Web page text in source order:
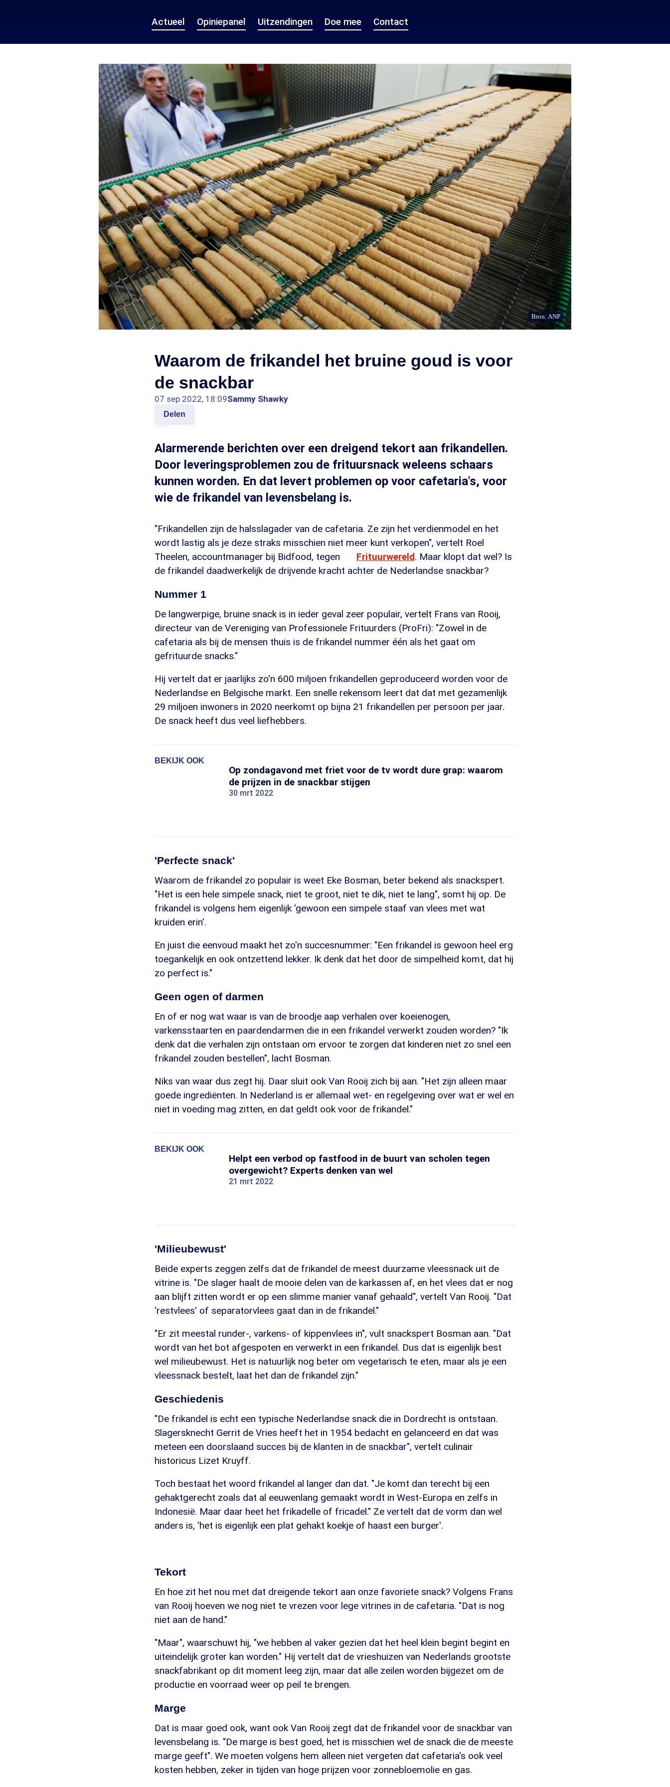
Actueel Opiniepanel Uitzendingen Doe mee Contact
Bron: ANP
Waarom de frikandel het bruine goud is voor
de snackbar
07 sep 2022, 18:09Sammy Shawky
Delen
Alarmerende berichten over een dreigend tekort aan frikandellen.
Door leveringsproblemen zou de frituursnack weleens schaars
kunnen worden. En dat levert problemen op voor cafetaria's, voor
wie de frikandel van levensbelang is.
"Frikandellen zijn de halsslagader van de cafetaria. Ze zijn het verdienmodel en het
wordt lastig als je deze straks misschien niet meer kunt verkopen", vertelt Roel
Theelen, accountmanager bij Bidfood, tegen
Frituurwereld. Maar klopt dat wel? Is
de frikandel daadwerkelijk de drijvende kracht achter de Nederlandse snackbar?
Nummer 1
De langwerpige, bruine snack is in ieder geval zeer populair, vertelt Frans van Rooij,
directeur van de Vereniging van Professionele Frituurders (ProFri): "Zowel in de
cafetaria als bij de mensen thuis is de frikandel nummer één als het gaat om
gefrituurde snacks."
Hij vertelt dat er jaarlijks zo'n 600 miljoen frikandellen geproduceerd worden voor de
Nederlandse en Belgische markt. Een snelle rekensom leert dat dat met gezamenlijk
29 miljoen inwoners in 2020 neerkomt op bijna 21 frikandellen per persoon per jaar.
De snack heeft dus veel liefhebbers.
BEKIJK OOK
Op zondagavond met friet voor de tv wordt dure grap: waarom
de prijzen in de snackbar stijgen
30 mrt 2022
'Perfecte snack'
Waarom de frikandel zo populair is weet Eke Bosman, beter bekend als snackspert.
"Het is een hele simpele snack, niet te groot, niet te dik, niet te lang", somt hij op. De
frikandel is volgens hem eigenlijk 'gewoon een simpele staaf van vlees met wat
kruiden erin'.
En juist die eenvoud maakt het zo'n succesnummer: "Een frikandel is gewoon heel erg
toegankelijk en ook ontzettend lekker. Ik denk dat het door de simpelheid komt, dat hij
zo perfect is."
Geen ogen of darmen
En of er nog wat waar is van de broodje aap verhalen over koeienogen,
varkensstaarten en paardendarmen die in een frikandel verwerkt zouden worden? "Ik
denk dat die verhalen zijn ontstaan om ervoor te zorgen dat kinderen niet zo snel een
frikandel zouden bestellen", lacht Bosman.
Niks van waar dus zegt hij. Daar sluit ook Van Rooij zich bij aan. "Het zijn alleen maar
goede ingrediënten. In Nederland is er allemaal wet- en regelgeving over wat er wel en
niet in voeding mag zitten, en dat geldt ook voor de frikandel."
BEKIJK OOK
Helpt een verbod op fastfood in de buurt van scholen tegen
overgewicht? Experts denken van wel
21 mrt 2022
'Milieubewust'
Beide experts zeggen zelfs dat de frikandel de meest duurzame vleessnack uit de
vitrine is. "De slager haalt de mooie delen van de karkassen af, en het vlees dat er nog
aan blijft zitten wordt er op een slimme manier vanaf gehaald", vertelt Van Rooij. "Dat
'restvlees' of separatorvlees gaat dan in de frikandel."
"Er zit meestal runder-, varkens- of kippenvlees in", vult snackspert Bosman aan. "Dat
wordt van het bot afgespoten en verwerkt in een frikandel. Dus dat is eigenlijk best
wel milieubewust. Het is natuurlijk nog beter om vegetarisch te eten, maar als je een
vleessnack bestelt, laat het dan de frikandel zijn."
Geschiedenis
"De frikandel is echt een typische Nederlandse snack die in Dordrecht is ontstaan.
Slagersknecht Gerrit de Vries heeft het in 1954 bedacht en gelanceerd en dat was
meteen een doorslaand succes bij de klanten in de snackbar", vertelt culinair
historicus Lizet Kruyff.
Toch bestaat het woord frikandel al langer dan dat. "Je komt dan terecht bij een
gehaktgerecht zoals dat al eeuwenlang gemaakt wordt in West-Europa en zelfs in
Indonesië. Maar daar heet het frikadelle of fricadel." Ze vertelt dat de vorm dan wel
anders is, 'het is eigenlijk een plat gehakt koekje of haast een burger'.
Tekort
En hoe zit het nou met dat dreigende tekort aan onze favoriete snack? Volgens Frans
van Rooij hoeven we nog niet te vrezen voor lege vitrines in de cafetaria. "Dat is nog
niet aan de hand."
"Maar", waarschuwt hij, "we hebben al vaker gezien dat het heel klein begint begint en
uiteindelijk groter kan worden." Hij vertelt dat de vrieshuizen van Nederlands grootste
snackfabrikant op dit moment leeg zijn, maar dat alle zeilen worden bijgezet om de
productie en voorraad weer op peil te brengen.
Marge
Dat is maar goed ook, want ook Van Rooij zegt dat de frikandel voor de snackbar van
levensbelang is. "De marge is best goed, het is misschien wel de snack die de meeste
marge geeft". We moeten volgens hem alleen niet vergeten dat cafetaria's ook veel
kosten hebben, zeker in tijden van hoge prijzen voor zonnebloemolie en gas.